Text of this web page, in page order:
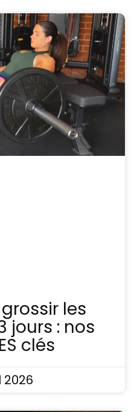
les
jours : nos
clés
2026